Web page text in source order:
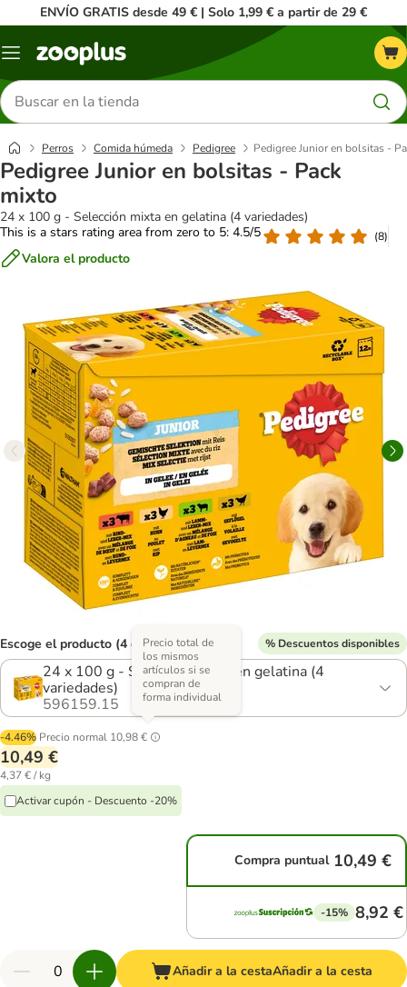
ENVÍO GRATIS desde 49 € | Solo 1,99 € a partir de 29 €
Menú
Buscar
productos
Perros Comida húmeda Pedigree Pedigree Junior en bolsitas -
Pedigree Junior en bolsitas - Pack
mixto
24 x 100 g - Selección mixta en gelatina (4 variedades)
This is a stars rating area from zero to 5: 4.5/5
(8)
Valora el producto
Escoge el producto (4 opciones) % Descuentos disponibles
24 x 100 g - Selección mixta en gelatina (4
variedades)
596159.15
-4.46% Precio normal 10,98 €
Precio total de
los mismos
artículos si se
compran de
forma individual
10,49 €
4,37 € / kg
Activar cupón - Descuento -20%
Compra puntual 10,49 €
-15% 8,92 €
Añadir a la cestaAñadir a la cesta